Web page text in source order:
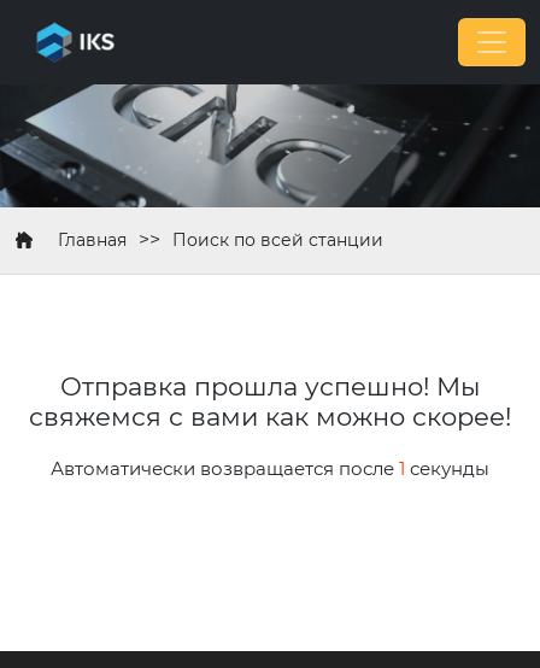
Главная >> Поиск по всей станции
Отправка прошла успешно! Мы
свяжемся с вами как можно скорее!
Автоматически возвращается после 1 секунды